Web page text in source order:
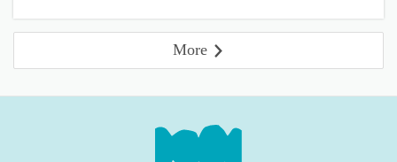
More